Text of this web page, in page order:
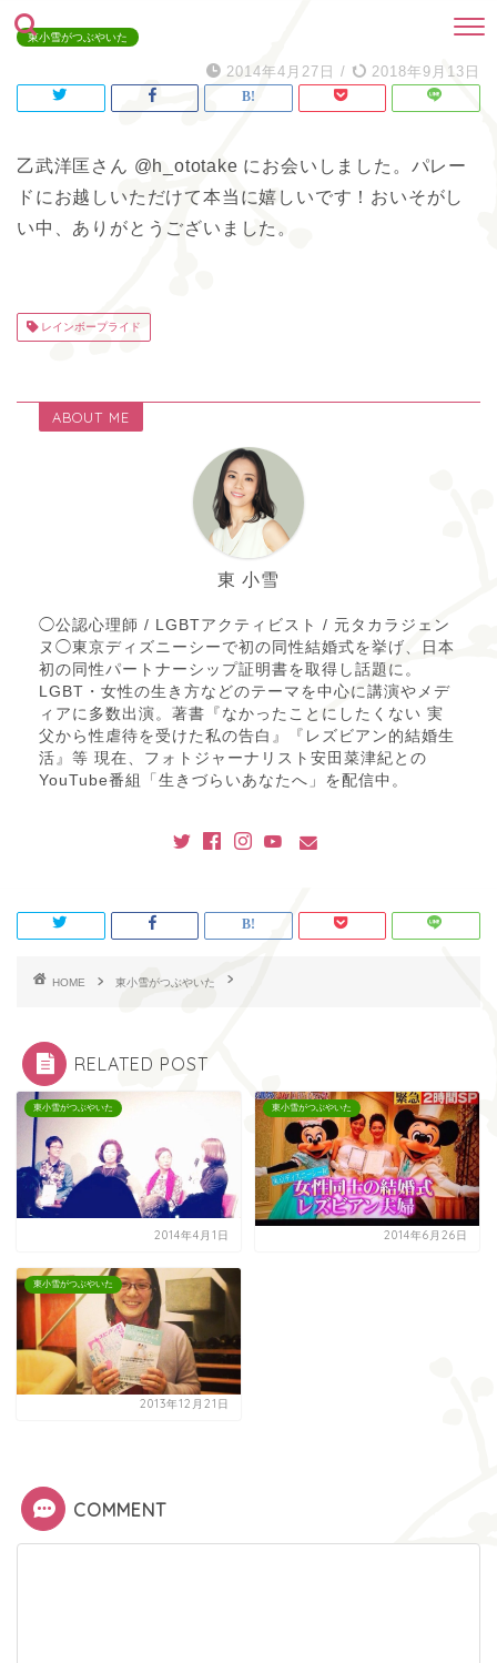
東小雪がつぶやいた
2014年4月27日 / 2018年9月13日
乙武洋匡さん @h_ototake にお会いしました。パレー
ドにお越しいただけて本当に嬉しいです！おいそがし
い中、ありがとうございました。
レインボープライド
ABOUT ME
東 小雪
◯公認心理師 / LGBTアクティビスト / 元タカラジェン
ヌ◯東京ディズニーシーで初の同性結婚式を挙げ、日本
初の同性パートナーシップ証明書を取得し話題に。
LGBT・女性の生き方などのテーマを中心に講演やメデ
ィアに多数出演。著書『なかったことにしたくない 実
父から性虐待を受けた私の告白』『レズビアン的結婚生
活』等 現在、フォトジャーナリスト安田菜津紀との
YouTube番組「生きづらいあなたへ」を配信中。
HOME 東小雪がつぶやいた
RELATED POST
東小雪がつぶやいた
2014年4月1日
東小雪がつぶやいた
2014年6月26日
東小雪がつぶやいた
2013年12月21日
COMMENT